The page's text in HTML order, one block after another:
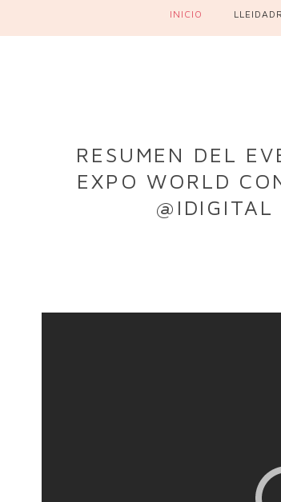
INICIO
RESUMEN DEL
EXPO WORLD
@IDIGITAL